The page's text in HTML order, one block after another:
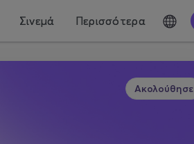
Σινεμά Περισσότερα
Ακολούθησε